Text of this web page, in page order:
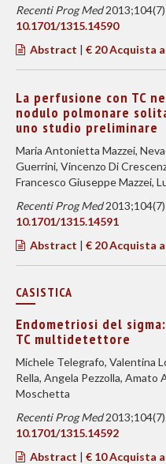
Recenti Prog Med
10.1701/1315.14590
Abstract | € 20 Acquista
La perfusione con TC
nodulo polmonare
uno studio preliminare
Maria Antonietta Mazzei,
Guerrini, Vincenzo Di
Francesco Giuseppe Mazzei,
Recenti Prog Med
10.1701/1315.14591
Abstract | € 20 Acquista
CASISTICA
Endometriosi del
TC multidetettore
Michele Telegrafo, Valentina
Rella, Angela Pezzolla,
Moschetta
Recenti Prog Med
10.1701/1315.14592
Abstract | € 10 Acquista